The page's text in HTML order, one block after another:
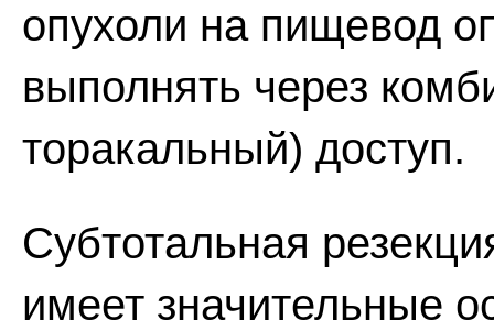
опухоли на пищевод
выполнять через
торакальный) доступ.
Субтотальная
имеет значительные